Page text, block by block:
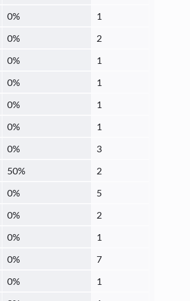
0%
1
0%
2
0%
1
0%
1
0%
1
0%
1
0%
3
50%
2
0%
5
0%
2
0%
1
0%
7
0%
1